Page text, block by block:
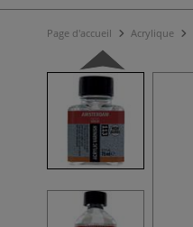
Page d'accueil Acrylique